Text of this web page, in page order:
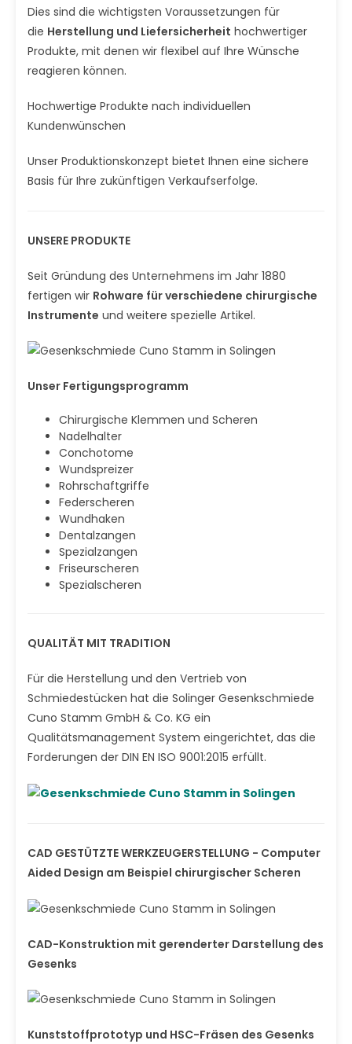
Dies sind die wichtigsten Voraussetzungen für
die Herstellung und Liefersicherheit hochwertiger
Produkte, mit denen wir flexibel auf Ihre Wünsche
reagieren können.
Hochwertige Produkte nach individuellen
Kundenwünschen
Unser Produktionskonzept bietet Ihnen eine sichere
Basis für Ihre zukünftigen Verkaufserfolge.
UNSERE PRODUKTE
Seit Gründung des Unternehmens im Jahr 1880
fertigen wir Rohware für verschiedene chirurgische
Instrumente und weitere spezielle Artikel.
Unser Fertigungsprogramm
Chirurgische Klemmen und Scheren
Nadelhalter
Conchotome
Wundspreizer
Rohrschaftgriffe
Federscheren
Wundhaken
Dentalzangen
Spezialzangen
Friseurscheren
Spezialscheren
QUALITÄT MIT TRADITION
Für die Herstellung und den Vertrieb von
Schmiedestücken hat die Solinger Gesenkschmiede
Cuno Stamm GmbH & Co. KG ein
Qualitätsmanagement System eingerichtet, das die
Forderungen der DIN EN ISO 9001:2015 erfüllt.
CAD GESTÜTZTE WERKZEUGERSTELLUNG - Computer
Aided Design am Beispiel chirurgischer Scheren
CAD-Konstruktion mit gerenderter Darstellung des
Gesenks
Kunststoffprototyp und HSC-Fräsen des Gesenks